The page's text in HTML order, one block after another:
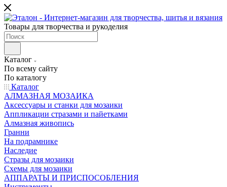
Товары для творчества и рукоделия
Каталог
По всему сайту
По каталогу
Каталог
АЛМАЗНАЯ МОЗАИКА
Аксессуары и станки для мозаики
Аппликации стразами и пайетками
Алмазная живопись
Гранни
На подрамнике
Наследие
Стразы для мозаики
Схемы для мозаики
АППАРАТЫ И ПРИСПОСОБЛЕНИЯ